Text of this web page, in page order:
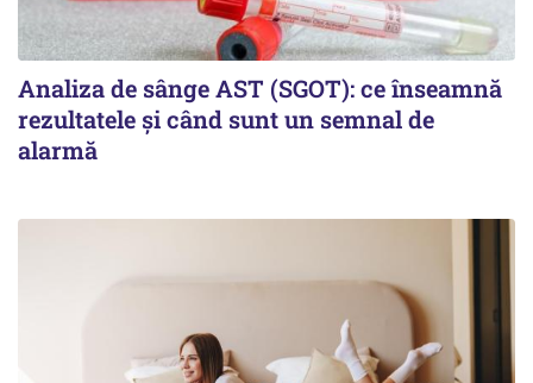
Analiza de sânge AST (SGOT): ce înseamnă
rezultatele și când sunt un semnal de
alarmă